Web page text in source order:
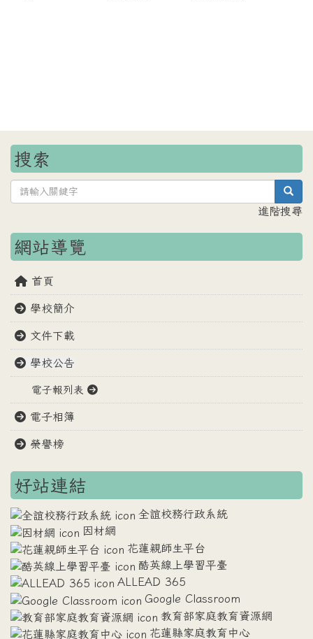
搜索
進階搜尋
網站導覽
首頁
學校簡介
文件下載
學校公告
電子報列表
電子相簿
榮譽榜
好站連結
全誼校務行政系統
因材網
花蓮親師生平台
酷英線上學習平臺
ALLEAD 365
Google Classroom
教育部家庭教育資源網
花蓮縣家庭教育中心